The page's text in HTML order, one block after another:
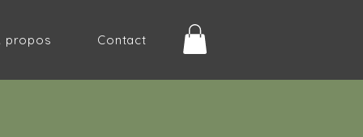
propos Contact